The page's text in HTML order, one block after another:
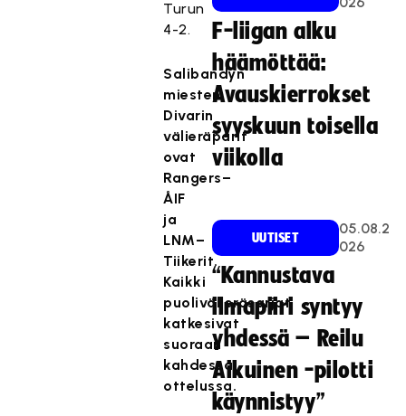
Turun
4-2.
Salibandyn
miesten
Divarin
välieräparit
ovat
Rangers–
ÅIF
ja
LNM–
Tiikerit.
Kaikki
puolivälieräsarjat
katkesivat
suoraan
kahdessa
ottelussa.
F-liigan alku
häämöttää:
Avauskierrokset
syyskuun toisella
viikolla
UUTISET
05.08.2
026
“Kannustava
ilmapiiri syntyy
yhdessä – Reilu
Aikuinen -pilotti
käynnistyy”